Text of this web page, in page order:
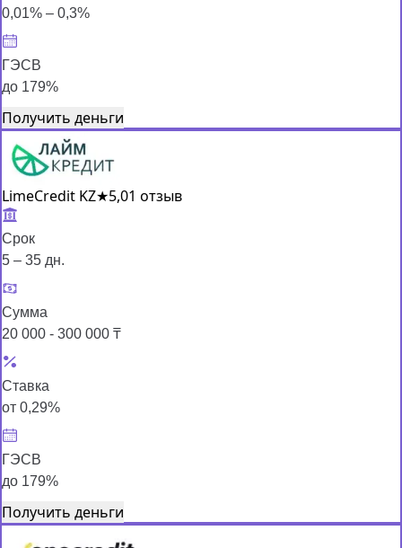
0,01% – 0,3%
ГЭСВ
до 179%
Получить деньги
LimeCredit KZ★5,01 отзыв
Срок
5 – 35 дн.
Сумма
20 000 - 300 000 ₸
Ставка
от 0,29%
ГЭСВ
до 179%
Получить деньги